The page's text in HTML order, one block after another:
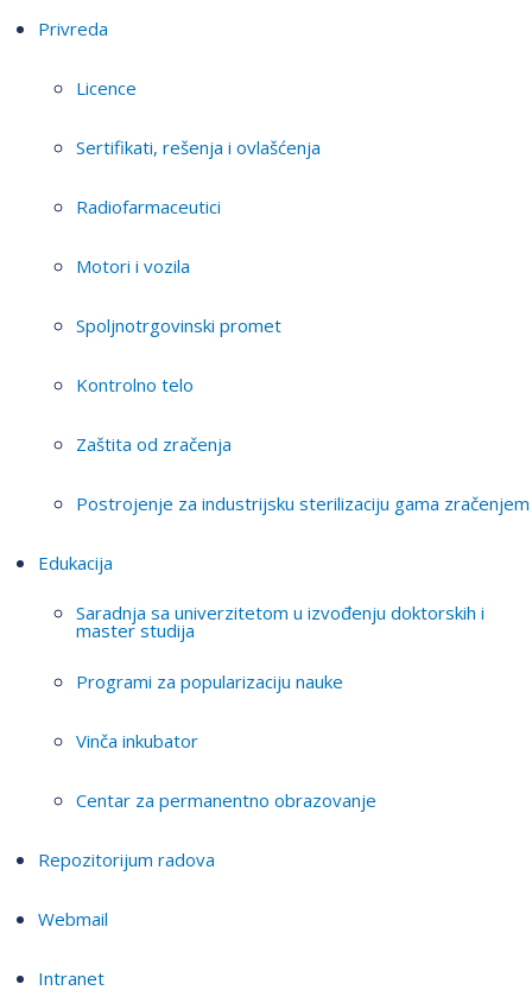
Privreda
Licence
Sertifikati, rešenja i ovlašćenja
Radiofarmaceutici
Motori i vozila
Spoljnotrgovinski promet
Kontrolno telo
Zaštita od zračenja
Postrojenje za industrijsku sterilizaciju gama zračenjem
Edukacija
Saradnja sa univerzitetom u izvođenju doktorskih i
master studija
Programi za popularizaciju nauke
Vinča inkubator
Centar za permanentno obrazovanje
Repozitorijum radova
Webmail
Intranet